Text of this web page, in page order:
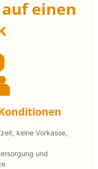
einen
keine Vorkasse,
und